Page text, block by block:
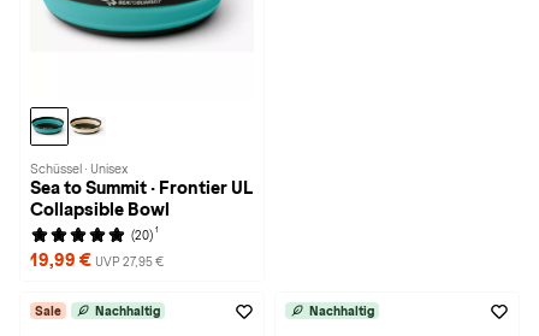
Schüssel · Unisex
Sea to Summit · Frontier UL
Collapsible Bowl
(20) 1
19,99 € UVP 27,95 €
Sale Nachhaltig Nachhaltig